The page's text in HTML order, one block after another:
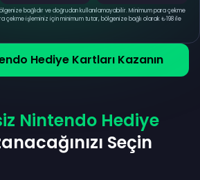
Hediye Kartları Kazanın
bağlıdır ve doğrudan kullanılamayabilir. Minimum para çekme
çekme işleminiz için minimum tutar, bölgenize bağlı olarak ₺198 ile
Nintendo Hediye
Seçin